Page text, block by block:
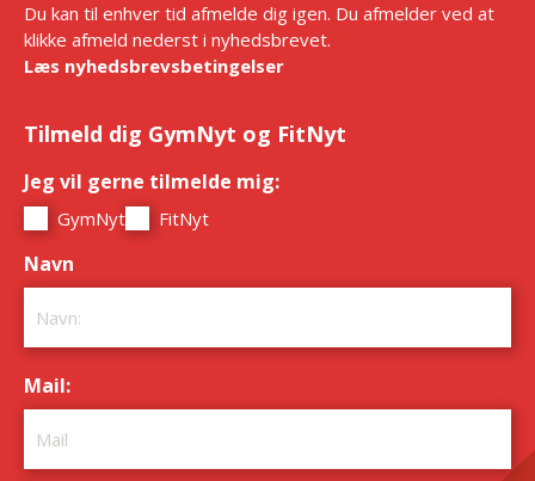
Du kan til enhver tid afmelde dig igen. Du afmelder ved at
klikke afmeld nederst i nyhedsbrevet.
Læs nyhedsbrevsbetingelser
Tilmeld dig GymNyt og FitNyt
Jeg vil gerne tilmelde mig:
GymNyt FitNyt
Navn
Mail: